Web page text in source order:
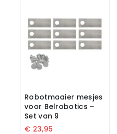
Robotmaaier mesjes
voor Belrobotics –
Set van 9
€ 23,95